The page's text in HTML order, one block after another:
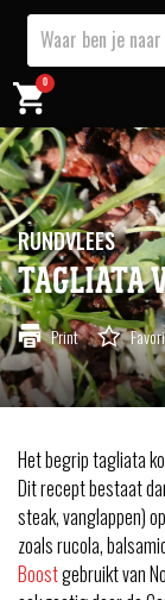
0
RUNDVLEES
TAGLIATA
Print
Het begrip tagliata
Dit recept bestaat
steak, vanglappen)
zoals rucola,
Boostgebruikt van